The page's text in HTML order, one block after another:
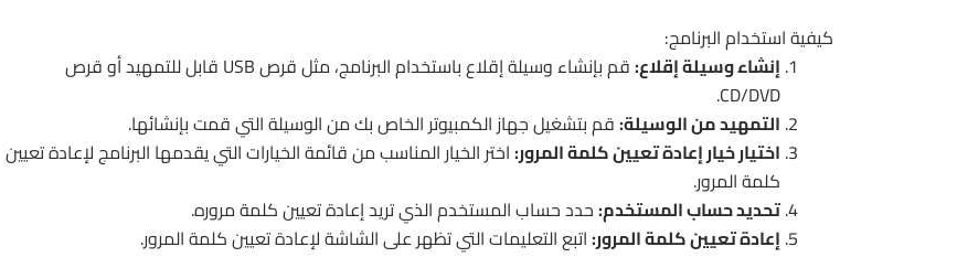
كيفية استخدام البرنامج:
إنشاء وسيلة إقلاع:
قم بإنشاء وسيلة إقلاع باستخدام البرنامج، مثل قرص USB قابل للتمهيد أو قرص
CD/DVD.
التمهيد من الوسيلة:قم بتشغيل جهاز الكمبيوتر الخاص بك من الوسيلة التي قمت بإنشائها.
اختيار خيار إعادة تعيين كلمة المرور:اختر الخيار المناسب من قائمة الخيارات التي يقدمها البرنامج لإعادة تعيين
كلمة المرور.
تحديد حساب المستخدم:حدد حساب المستخدم الذي تريد إعادة تعيين كلمة مروره.
إعادة تعيين كلمة المرور:اتبع التعليمات التي تظهر على الشاشة لإعادة تعيين كلمة المرور.